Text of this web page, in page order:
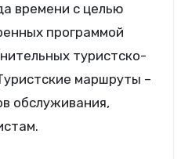
времени с целью
программой
туристско-
маршруты –
обслуживания,